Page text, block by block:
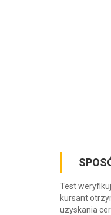
Test
kursant
uzyskania